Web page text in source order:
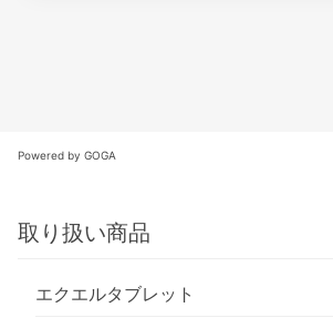
Powered by GOGA
取り扱い商品
エクエルタブレット